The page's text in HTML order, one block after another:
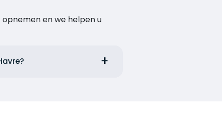
en we helpen u